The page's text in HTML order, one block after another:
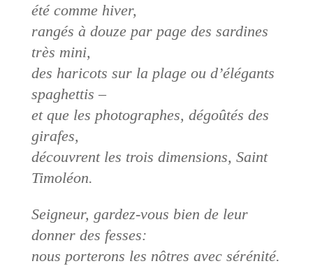
été comme hiver,
rangés à douze par page des sardines
très mini,
des haricots sur la plage ou d’élégants
spaghettis –
et que les photographes, dégoûtés des
girafes,
découvrent les trois dimensions, Saint
Timoléon.
Seigneur, gardez-vous bien de leur
donner des fesses:
nous porterons les nôtres avec sérénité.